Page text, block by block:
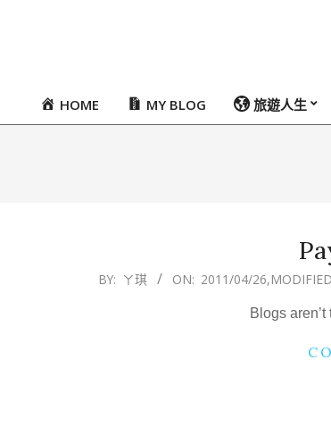
PrimaryHOME MY BLOG 旅遊人生
BY: ㄚ琪 ON: 2011/04/26
Blogs